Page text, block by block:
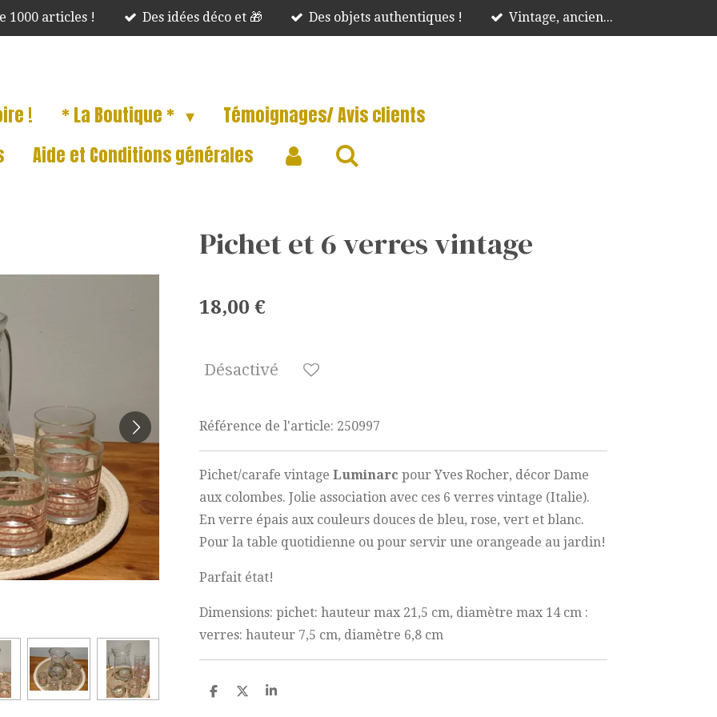
1000 articles ! Des idées déco et 🎁 Des objets authentiques ! Vintage, ancien...
! * La Boutique *
Témoignages/ Avis clients
Aide et Conditions générales
Pichet et 6 verres vintage
18,00 €
Désactivé
Référence de l'article: 250997
Pichet/carafe vintage Luminarc pour Yves Rocher, décor Dame
aux colombes. Jolie association avec ces 6 verres vintage (Italie).
En verre épais aux couleurs douces de bleu, rose, vert et blanc.
Pour la table quotidienne ou pour servir une orangeade au jardin!
Parfait état!
Dimensions: pichet: hauteur max 21,5 cm, diamètre max 14 cm :
verres: hauteur 7,5 cm, diamètre 6,8 cm
P
P
P